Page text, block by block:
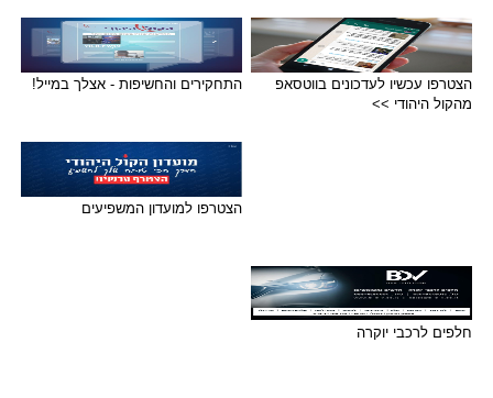
הצטרפו עכשיו לעדכונים בווטסאפ
מהקול היהודי >>
התחקירים והחשיפות - אצלך במייל!
הצטרפו למועדון המשפיעים
חלפים לרכבי יוקרה